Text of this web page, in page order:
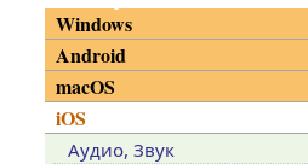
Windows
Android
macOS
iOS
Аудио, Звук